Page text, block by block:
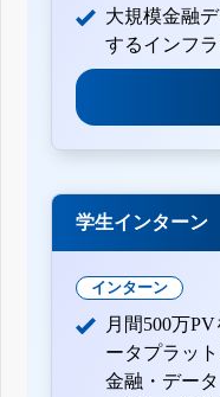
大規模金融
するインフ
学生インターン
インターン
月間500万
ータプラッ
金融・デー